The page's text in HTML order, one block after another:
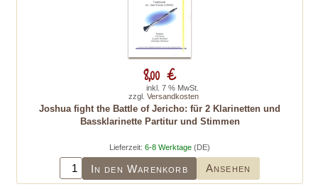
Joshua fight the Battle of Jericho: für 2 Klarinetten und
Bassklarinette Partitur und Stimmen
Lieferzeit: 6-8 Werktage (DE)
In den Warenkorb Ansehen
8,00 €
inkl. 7 % MwSt.
zzgl. Versandkosten